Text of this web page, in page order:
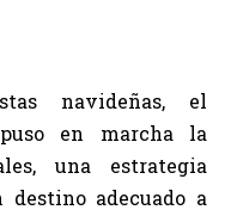
navideñas, el
en marcha la
una estrategia
adecuado a